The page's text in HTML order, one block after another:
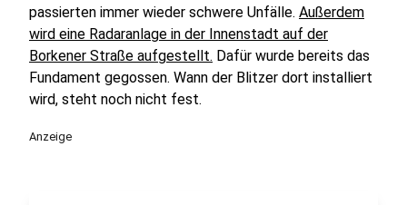
passierten immer wieder schwere Unfälle. Außerdem
wird eine Radaranlage in der Innenstadt auf der
Borkener Straße aufgestellt. Dafür wurde bereits das
Fundament gegossen. Wann der Blitzer dort installiert
wird, steht noch nicht fest.
Anzeige